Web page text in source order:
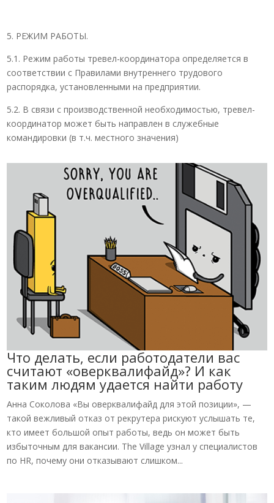
5. РЕЖИМ РАБОТЫ.
5.1. Режим работы тревел-координатора определяется в
соответствии с Правилами внутреннего трудового
распорядка, установленными на предприятии.
5.2. В связи с производственной необходимостью, тревел-
координатор может быть направлен в служебные
командировки (в т.ч. местного значения)
Что делать, если работодатели вас
считают «оверквалифайд»? И как
таким людям удается найти работу
Анна Соколова «Вы оверквалифайд для этой позиции», —
такой вежливый отказ от рекрутера рискуют услышать те,
кто имеет большой опыт работы, ведь он может быть
избыточным для вакансии. The Village узнал у специалистов
по HR, почему они отказывают слишком...